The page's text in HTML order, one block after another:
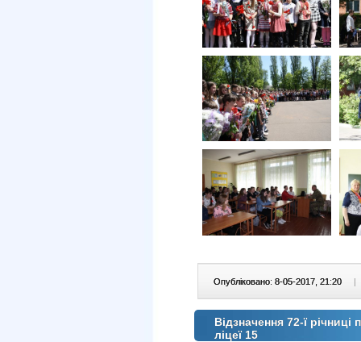
Опубліковано: 8-05-2017, 21:20 |
Відзначення 72-ї
ліцеї 15